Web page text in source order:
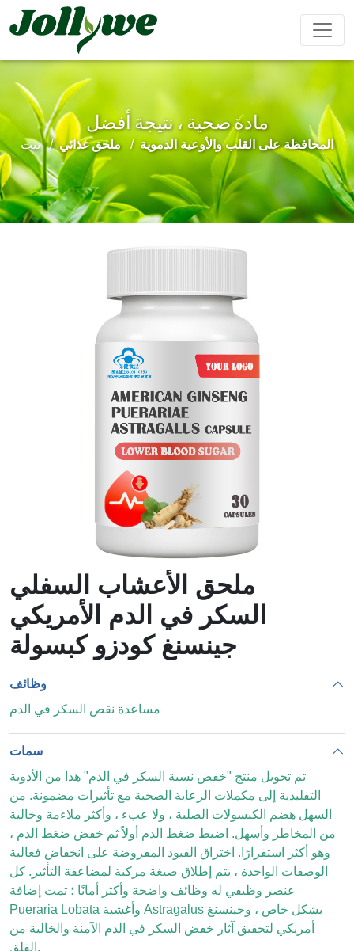
تخفيف
الإمساك
مكمل
غذائي
لإنقاص
الوزن
تحسين
المناعة
تعزيز
الذكور
تحسين
مكملات
للأطفال
لزيادة
الوزن
حبوب كبسولات مشروب بودرة
مادة صحية ، نتيجة أفضل
بيت ملحق غذائي المحافظة على القلب والأوعية الدموية
ملحق الأعشاب السفلي
السكر في الدم الأمريكي
جينسنغ كودزو كبسولة
وظائف
مساعدة نقص السكر في الدم
سمات
تم تحويل منتج "خفض نسبة السكر في الدم" هذا من الأدوية
التقليدية إلى مكملات الرعاية الصحية مع تأثيرات مضمونة. من
السهل هضم الكبسولات الصلبة ، ولا عبء ، وأكثر ملاءمة وخالية
من المخاطر وأسهل. اضبط ضغط الدم أولاً ثم خفض ضغط الدم ،
وهو أكثر استقرارًا. اختراق القيود المفروضة على انخفاض فعالية
الوصفات الواحدة ، يتم إطلاق صيغة مركبة لمضاعفة التأثير. كل
عنصر وظيفي له وظائف واضحة وأكثر أمانًا ؛ تمت إضافة
Pueraria Lobata وأغشية Astragalus بشكل خاص ، وجينسنغ
أمريكي لتحقيق آثار خفض السكر في الدم الآمنة والخالية من
القلق.